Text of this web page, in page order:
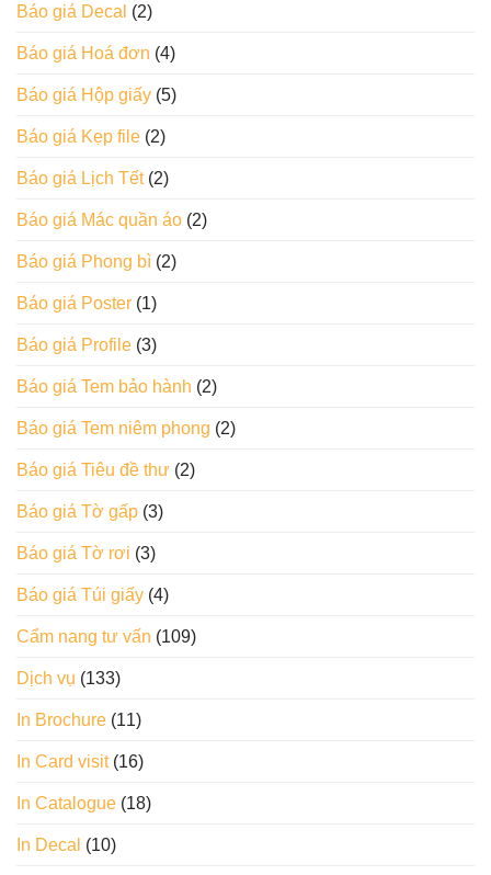
Báo giá Decal (2)
Báo giá Hoá đơn (4)
Báo giá Hộp giấy (5)
Báo giá Kẹp file (2)
Báo giá Lịch Tết(2)
Báo giá Mác quần áo (2)
Báo giá Phong bì (2)
Báo giá Poster (1)
Báo giá Profile (3)
Báo giá Tem bảo hành (2)
Báo giá Tem niêm phong (2)
Báo giá Tiêu đề thư (2)
Báo giá Tờ gấp (3)
Báo giá Tờ rơi (3)
Báo giá Túi giấy (4)
Cẩm nang tư vấn (109)
Dịch vụ (133)
In Brochure (11)
In Card visit(16)
In Catalogue (18)
In Decal (10)